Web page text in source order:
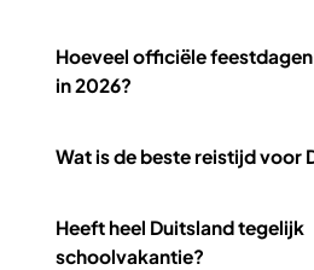
Hoeveel officiële
in 2026?
Wat is de beste reistijd voor
Heeft heel Duitsland tegelijk
schoolvakantie?